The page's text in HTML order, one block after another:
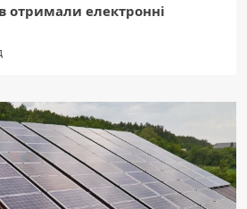
отримали електронні